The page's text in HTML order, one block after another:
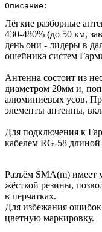
Описание:
Лёгкие разборные
430-480% (до 50 км,
день они - лидеры в
ошейника систем
Антенна состоит из
диаметром 20мм и,
алюминиевых усов.
элементы антенны,
Для подключения к
кабелем RG-58 длиной
Разъём SMA(m) имеет
жёсткой резины,
в перчатках.
Для избежания
цветную маркировку.